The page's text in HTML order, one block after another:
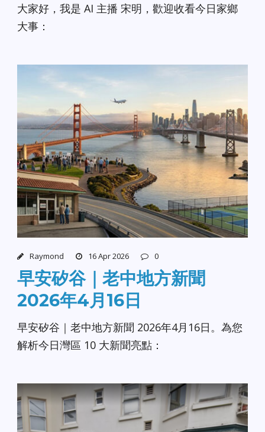
大家好，我是 AI 主播 宋明，歡迎收看今日家鄉
大事：
Raymond 16 Apr 2026 0
早安矽谷｜老中地方新聞
2026年4月16日
早安矽谷｜老中地方新聞 2026年4月16日。為您
解析今日灣區 10 大新聞亮點：